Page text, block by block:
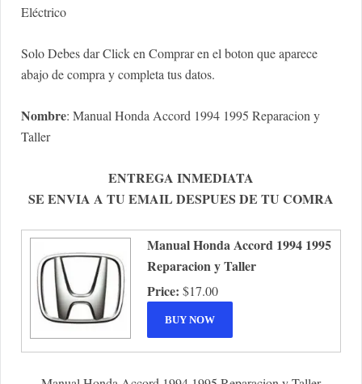
Eléctrico
Solo Debes dar Click en Comprar en el boton que aparece
abajo de compra y completa tus datos.
Nombre: Manual Honda Accord 1994 1995 Reparacion y
Taller
ENTREGA INMEDIATA
SE ENVIA A TU EMAIL DESPUES DE TU COMRA
Manual Honda Accord 1994 1995
Reparacion y Taller
Price: $17.00